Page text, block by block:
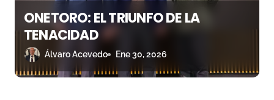
ONETORO: EL TRIUNFO DE LA
TENACIDAD
Álvaro Acevedo Ene 30, 2026